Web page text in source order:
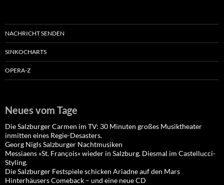
NACHRICHT SENDEN
SINKOCHARTS
OPERA-Z
Neues vom Tage
Die Salzburger Carmen im TV: 30 Minuten großes Musiktheater
inmitten eines Regie-Desasters.
Georg Nigls Salzburger Nachtmusiken
Messiaens »St. François« wieder in Salzburg. Diesmal im Castellucci-
Styling.
Die Salzburger Festspiele schicken Ariadne auf den Mars
Hinterhäusers Comeback – und eine neue CD